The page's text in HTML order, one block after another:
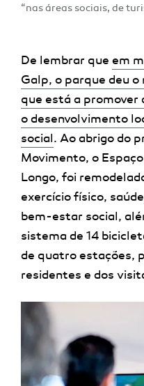
“nas áreas sociais, de
De lembrar que em
Galp, o parque deu
que está a promover
o desenvolvimento
social. Ao abrigo do
Movimento, o
Longo, foi
exercício físico,
bem-estar social,
sistema de 14
de quatro estações,
residentes e dos